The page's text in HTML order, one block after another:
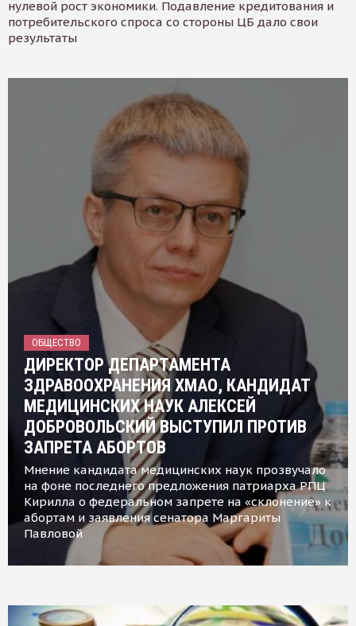
нулевой рост экономики. Подавление кредитования и
потребительского спроса со стороны ЦБ дало свои
результаты
ОБЩЕСТВО
ДИРЕКТОР ДЕПАРТАМЕНТА
ЗДРАВООХРАНЕНИЯ ХМАО, КАНДИДАТ
МЕДИЦИНСКИХ НАУК АЛЕКСЕЙ
ДОБРОВОЛЬСКИЙ ВЫСТУПИЛ ПРОТИВ
ЗАПРЕТА АБОРТОВ
Мнение кандидата медицинских наук прозвучало
на фоне последнего предложения патриарха РПЦ
Кирилла о федеральном запрете на «склонение» к
абортам и заявления сенатора Маргариты
Павловой